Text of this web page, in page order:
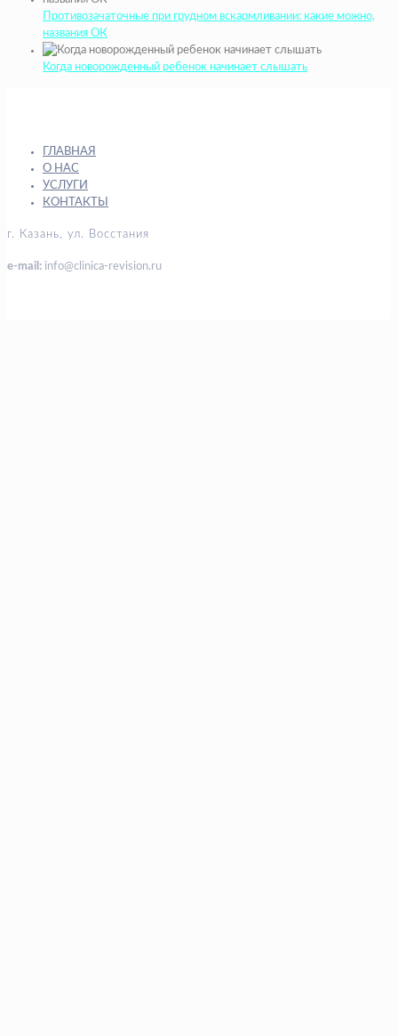
Противозачаточные при грудном вскармливании: какие можно,
названия ОК
Когда новорожденный ребенок начинает слышать
ГЛАВНАЯ
О НАС
УСЛУГИ
КОНТАКТЫ
г. Казань, ул. Восстания
e-mail: info@clinica-revision.ru